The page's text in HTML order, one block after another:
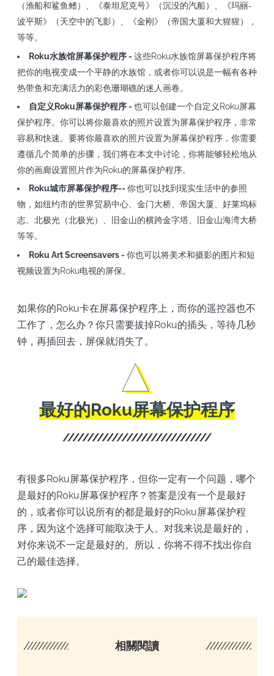
（渔船和鲨鱼鳍）、《泰坦尼克号》（沉没的汽船）、《玛丽-
波平斯》（天空中的飞影）、《金刚》（帝国大厦和大猩猩），
等等。
Roku水族馆屏幕保护程序 - 这些Roku水族馆屏幕保护程序将
把你的电视变成一个平静的水族馆，或者你可以说是一幅有各种
热带鱼和充满活力的彩色珊瑚礁的迷人画卷。
自定义Roku屏幕保护程序 - 也可以创建一个自定义Roku屏幕
保护程序。你可以将你最喜欢的照片设置为屏幕保护程序，非常
容易和快速。要将你最喜欢的照片设置为屏幕保护程序，你需要
遵循几个简单的步骤，我们将在本文中讨论，你将能够轻松地从
你的画廊设置照片作为Roku的屏幕保护程序。
Roku城市屏幕保护程序-- 你也可以找到现实生活中的参照
物，如纽约市的世界贸易中心、金门大桥、帝国大厦、好莱坞标
志、北极光（北极光）、旧金山的横跨金字塔、旧金山海湾大桥
等等。
Roku Art Screensavers - 你也可以将美术和摄影的图片和短
视频设置为Roku电视的屏保。
如果你的Roku卡在屏幕保护程序上，而你的遥控器也不
工作了，怎么办？你只需要拔掉Roku的插头，等待几秒
钟，再插回去，屏保就消失了。
最好的Roku屏幕保护程序
有很多Roku屏幕保护程序，但你一定有一个问题，哪个
是最好的Roku屏幕保护程序？答案是没有一个是最好
的，或者你可以说所有的都是最好的Roku屏幕保护程
序，因为这个选择可能取决于人。对我来说是最好的，
对你来说不一定是最好的。所以，你将不得不找出你自
己的最佳选择。
//////////////////// 相關閱讀